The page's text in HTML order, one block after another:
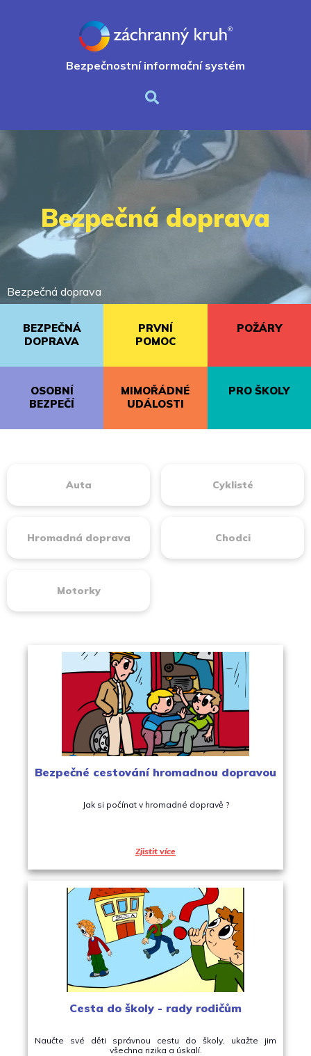
Bezpečnostní informační systém
Bezpečná doprava
Bezpečná doprava
BEZPEČNÁ
DOPRAVA
PRVNÍ
POMOC
POŽÁRY
OSOBNÍ
BEZPEČÍ
MIMOŘÁDNÉ
UDÁLOSTI
PRO ŠKOLY
Auta Cyklisté
Hromadná doprava Chodci
Motorky
Bezpečné cestování hromadnou dopravou
Jak si počínat v hromadné dopravě ?
Zjistit více
Cesta do školy - rady rodičům
Naučte své děti správnou cestu do školy, ukažte jim
všechna rizika a úskalí.